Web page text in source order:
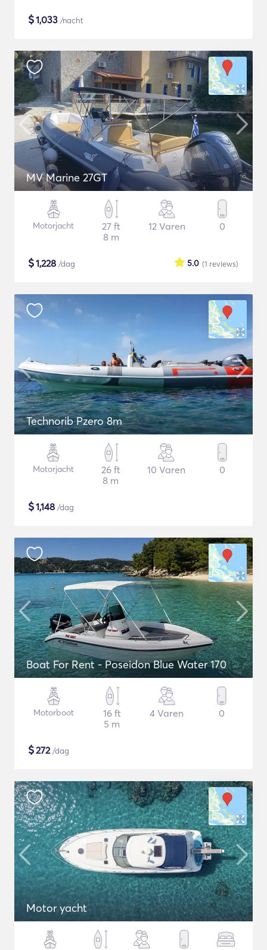
$1,033 /nacht
MV Marine 27GT
Motorjacht
27 ft
8 m
12 Varen 0
$1,228 /dag (1 reviews)
5.0
Technorib Pzero 8m
Motorjacht
26 ft
8 m
10 Varen 0
$1,148 /dag
Boat For Rent - Poseidon Blue Water 170
Motorboot
16 ft
5 m
4 Varen 0
$272/dag
Motor yacht